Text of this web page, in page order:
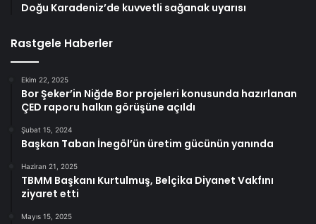
Doğu Karadeniz’de kuvvetli sağanak uyarısı
Rastgele Haberler
Ekim 22, 2025
Bor Şeker’in Niğde Bor projeleri konusunda hazırlanan
ÇED raporu halkın görüşüne açıldı
Şubat 15, 2024
Başkan Taban İnegöl’ün üretim gücünün yanında
Haziran 21, 2025
TBMM Başkanı Kurtulmuş, Belçika Diyanet Vakfını
ziyaret etti
Mayıs 15, 2025